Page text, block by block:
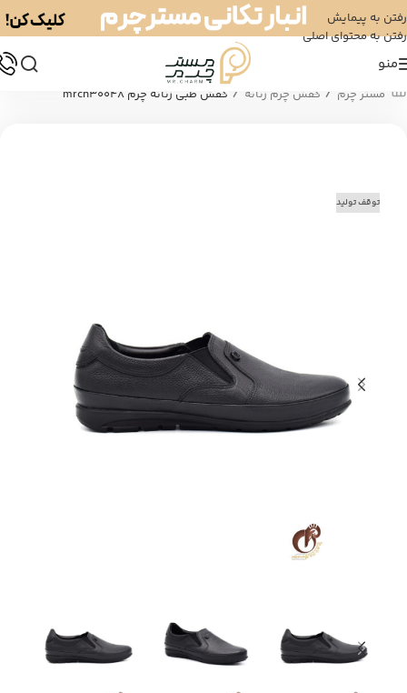
رفتن به پیمایش
رفتن به محتوای اصلی
منو
مستر چرم / کفش چرم زنانه / کفش طبی زنانه چرم mrch30048
توقف تولید